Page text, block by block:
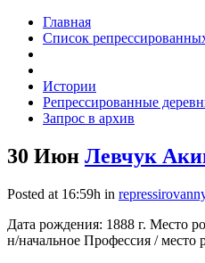
Главная
Список
Истории
Репрессированные
Запрос в архив
30 Июн Левчук
Posted at 16:59h in
Дата рождения: 1888 г. Место
н/начальное Профессия /